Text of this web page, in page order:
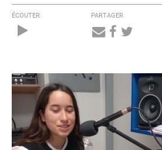
ÉCOUTER PARTAGER